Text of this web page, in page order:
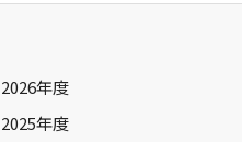
2026年度
2025年度